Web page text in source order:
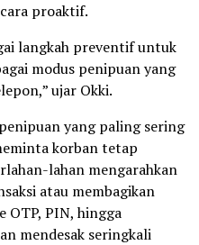
proaktif.
langkah preventif untuk
modus penipuan yang
ujar Okki.
yang paling sering
korban tetap
lahan mengarahkan
atau membagikan
OTP, PIN, hingga
mendesak seringkali